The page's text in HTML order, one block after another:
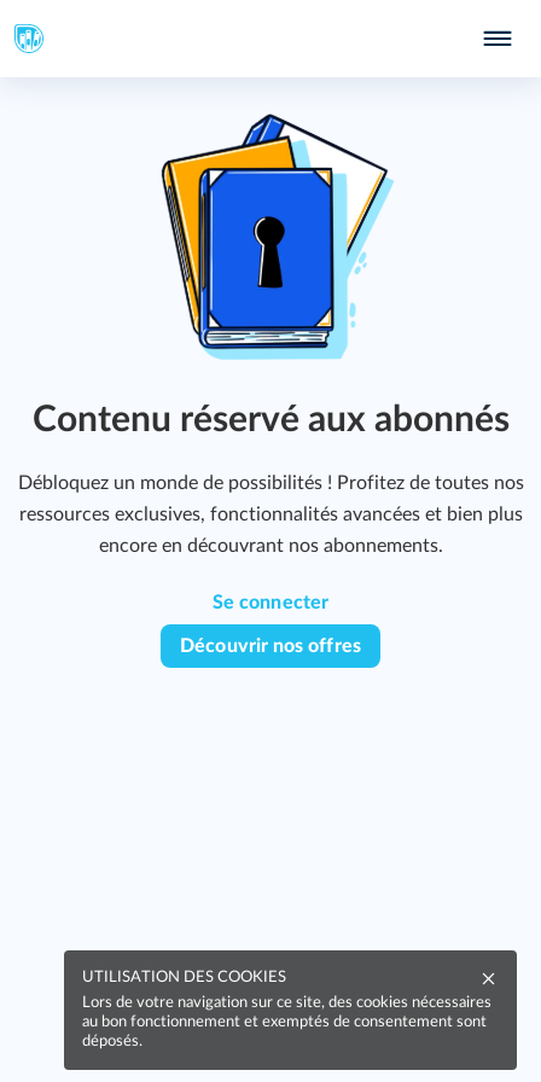
Contenu réservé aux abonnés
Débloquez un monde de possibilités ! Profitez de toutes nos
ressources exclusives, fonctionnalités avancées et bien plus
encore en découvrant nos abonnements.
Se connecter
Découvrir nos offres
UTILISATION DES COOKIES
Lors de votre navigation sur ce site, des cookies nécessaires
au bon fonctionnement et exemptés de consentement sont
déposés.